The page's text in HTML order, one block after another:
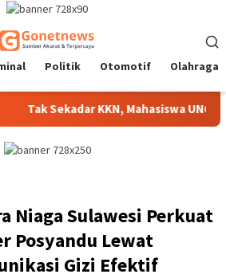
Politik Otomotif Olahraga
Tak Sekadar KKN, Mahasiswa UNG
Niaga Sulawesi Perkuat
Posyandu Lewat
Gizi Efektif